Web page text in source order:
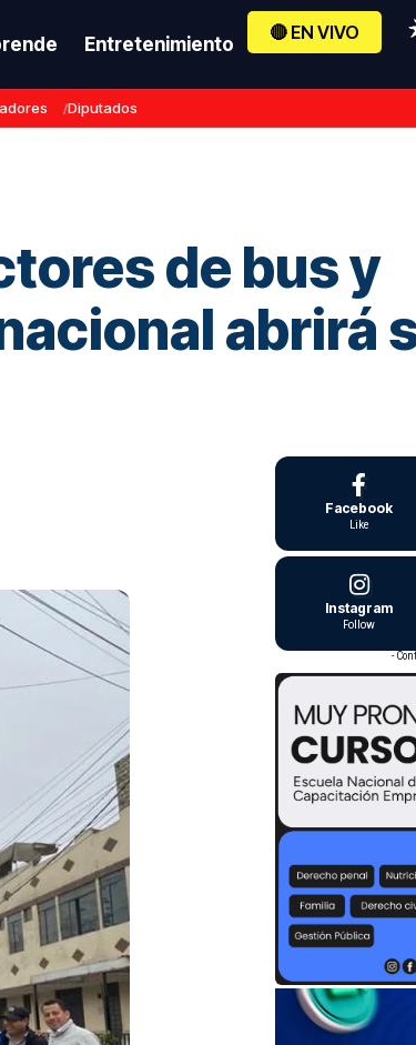
Entretenimiento
🔴 EN VIVO
Diputados
de bus y
abrirá
Facebook
Like
Instagram
Follow
-